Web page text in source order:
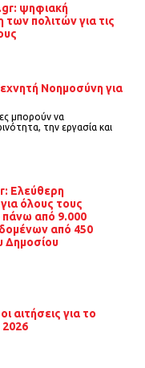
ψηφιακή
πολιτών για τις
Νοημοσύνη για
μπορούν να
την εργασία και
Ελεύθερη
όλους τους
πάνω από 9.000
από 450
Δημοσίου
αιτήσεις για το